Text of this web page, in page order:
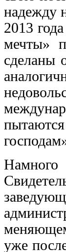
надежду
2013
мечты»
сделаны
уже